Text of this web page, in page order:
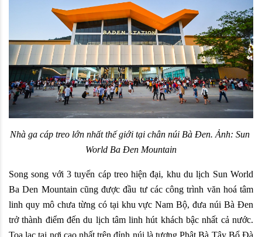
Nhà ga cáp treo lớn nhất thế giới tại chân núi Bà Đen. Ảnh: Sun
World Ba Đen Mountain
Song song với 3 tuyến cáp treo hiện đại, khu du lịch Sun World
Ba Den Mountain cũng được đầu tư các công trình văn hoá tâm
linh quy mô chưa từng có tại khu vực Nam Bộ, đưa núi Bà Đen
trở thành điểm đến du lịch tâm linh hút khách bậc nhất cả nước.